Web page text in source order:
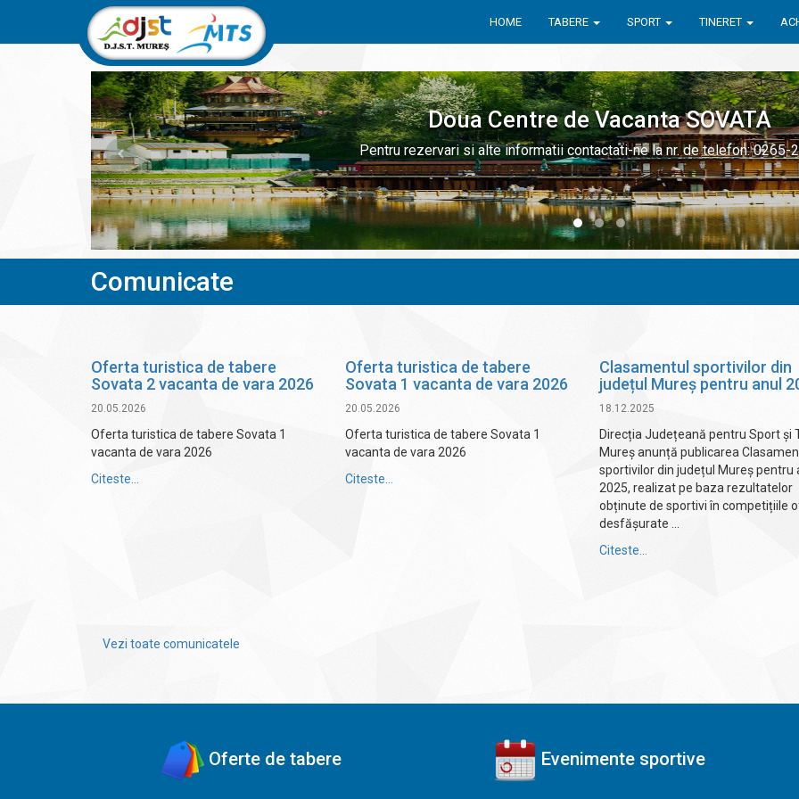
HOME TABERE SPORT TINERET
Doua Centre de Vacanta SOVATA
Pentru rezervari si alte informatii contactati-ne la nr. de telefon: 0265-
Comunicate
Oferta turistica de tabere
Sovata 2 vacanta de vara 2026
20.05.2026
Oferta turistica de tabere Sovata 1
vacanta de vara 2026
Citeste...
Oferta turistica de tabere
Sovata 1 vacanta de vara 2026
20.05.2026
Oferta turistica de tabere Sovata 1
vacanta de vara 2026
Citeste...
Clasamentul sportivilor din
județul Mureș pentru anul
18.12.2025
Direcția Județeană pentru Sport și
Mureș anunță publicarea
sportivilor din județul Mureș pentru
2025, realizat pe baza rezultatelor
obținute de sportivi în competițiile
desfășurate ...
Citeste...
Vezi toate comunicatele
Oferte de tabere Evenimente sportive